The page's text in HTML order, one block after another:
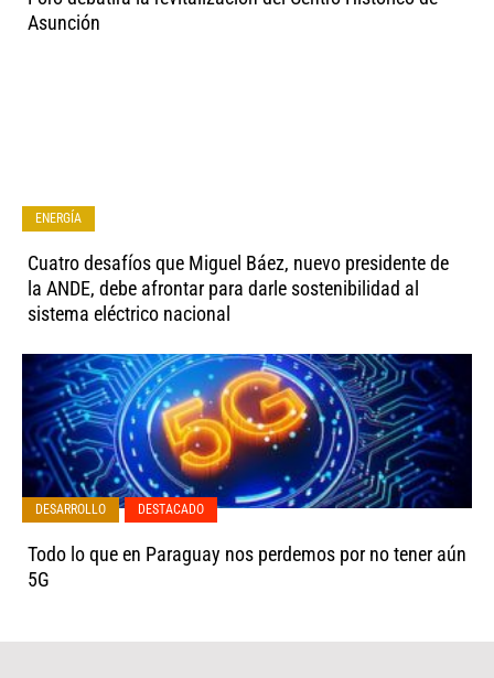
Asunción
Cuatro desafíos que Miguel Báez, nuevo presidente de
la ANDE, debe afrontar para darle sostenibilidad al
sistema eléctrico nacional
ENERGÍA
Todo lo que en Paraguay nos perdemos por no tener aún
5G
DESARROLLO , DESTACADO